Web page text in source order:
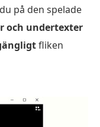
på den spelade
och undertexter
fliken